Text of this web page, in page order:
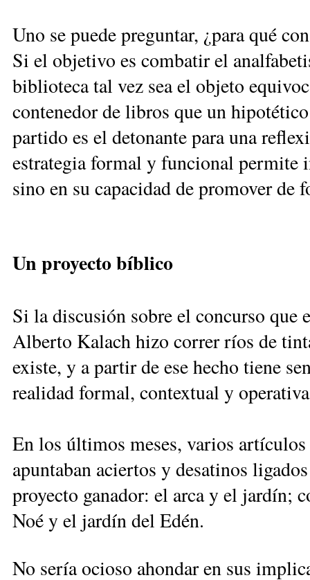
Uno se puede preguntar, ¿para qué
Si el objetivo es combatir el
biblioteca tal vez sea el objeto
contenedor de libros que un
partido es el detonante para una
estrategia formal y funcional permite
sino en su capacidad de promover de
Un proyecto bíblico
Si la discusión sobre el concurso que
Alberto Kalach hizo correr ríos de
existe, y a partir de ese hecho tiene
realidad formal, contextual y
En los últimos meses, varios
apuntaban aciertos y desatinos
proyecto ganador: el arca y el jardín;
Noé y el jardín del Edén.
No sería ocioso ahondar en sus